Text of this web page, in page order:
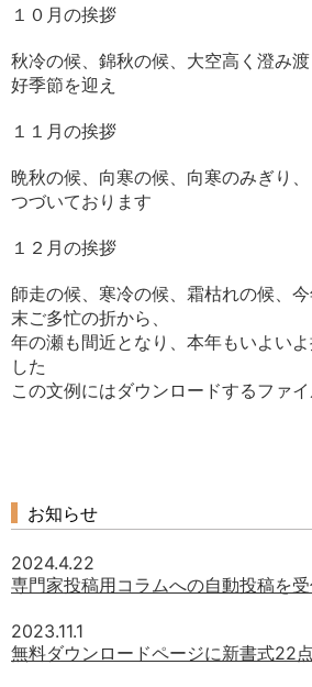
１０月の挨拶
秋冷の候、錦秋の候、大空高く澄み
好季節を迎え
１１月の挨拶
晩秋の候、向寒の候、向寒のみぎり
つづいております
１２月の挨拶
師走の候、寒冷の候、霜枯れの候、
末ご多忙の折から、
年の瀬も間近となり、本年もいよい
した
この文例にはダウンロードするファイ
お知らせ
2024.4.22
専門家投稿用コラムへの自動投稿を
2023.11.1
無料ダウンロードページに新書式22